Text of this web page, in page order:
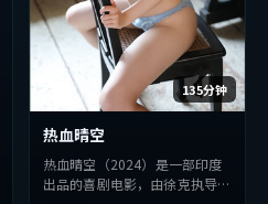
135分钟
热血晴空
热血晴空（2024）是一部印度
出品的喜剧电影，由徐克执导，